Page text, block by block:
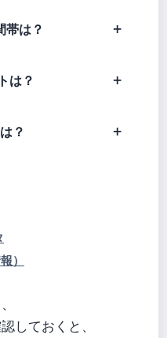
帯は？
は？
？
）
しておくと、